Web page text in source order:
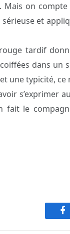
Mais on
et
rouge tardif
dans un
une typicité,
s’exprimer
fait le